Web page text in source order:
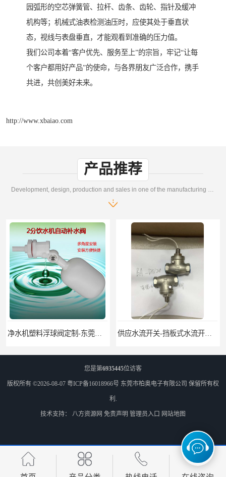
园弧形的空芯弹簧管、拉杆、齿条、齿轮、指针及缓冲
机构等；机械式油表检测油压时，应使其处于垂直状
态，视线与表盘垂直，才能观看到准确的压力值。
我们公司本着“客户优先、服务至上”的宗旨，牢记“让每
个客户都用好产品”的使命，与各界朋友广泛合作，携手
共进，共创美好未来。
http://www.xbaiao.com
产品推荐
液位传感器 GPS油位控制器 油耗传感器厂家
您是第6935445位访客
版权所有 ©2026-08-07 粤ICP备16018966号 东莞市柏奥电子有限公司 保留所有权
利.
技术支持： 八方资源网 免责声明 管理员入口 网站地图